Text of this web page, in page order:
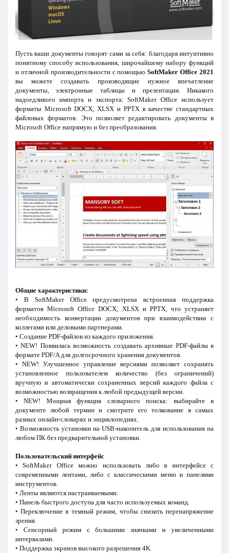
Пусть ваши документы говорят сами за себя: благодаря интуитивно
понятному способу использования, широчайшему набору функций
и отличной производительности с помощьюSoftMaker Office 2021
вы можете создавать производящие нужное впечатление
документы, электронные таблицы и презентации. Никакого
надоедливого импорта и экспорта: SoftMaker Office использует
форматы Microsoft DOCX, XLSX и PPTX в качестве стандартных
файловых форматов. Это позволяет редактировать документы в
Microsoft Office напрямую и без преобразования.
Общие характеристики:
• В SoftMaker Office предусмотрена встроенная поддержка
форматов Microsoft Office DOCX, XLSX и PPTX, что устраняет
необходимость конвертации документов при взаимодействии с
коллегами или деловыми партнерами.
• Создание PDF-файлов из каждого приложения.
• NEW! Появилась возможность создавать архивные PDF-файлы в
формате PDF/A для долгосрочного хранения документов.
• NEW! Улучшенное управление версиями позволяет сохранять
установленное пользователем количество (без ограничений)
вручную и автоматически сохраненных версий каждого файла с
возможностью возвращения к любой предыдущей версии.
• NEW! Мощная функция словарного поиска: выбирайте в
документе любой термин и смотрите его толкование в самых
разных онлайн-словарях и энциклопедиях.
• Возможность установки на USB-накопитель для использования на
любом ПК без предварительной установки.
Пользовательский интерфейс
• SoftMaker Office можно использовать либо в интерфейсе с
современными лентами, либо с классическими меню и панелями
инструментов.
• Ленты являются настраиваемыми.
• Панель быстрого доступа для часто используемых команд.
• Переключение в темный режим, чтобы снизить перенапряжение
зрения.
• Сенсорный режим с большими значками и увеличенными
интервалами.
• Поддержка экранов высокого разрешения 4K.